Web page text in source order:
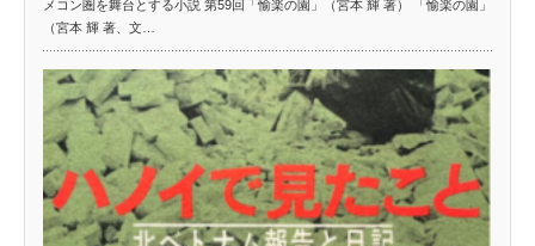
メコン圏を舞台とする小説 第59回「愉楽の園」（宮本 輝 著） 「愉楽の園」
（宮本 輝 著、文…